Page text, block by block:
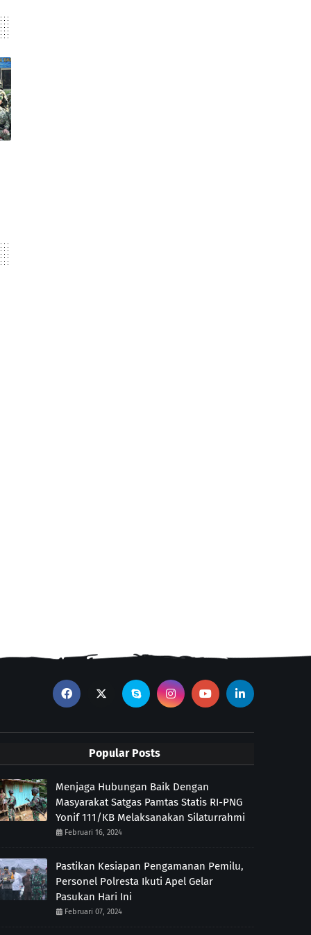
Popular Posts
Menjaga Hubungan Baik Dengan
Masyarakat Satgas Pamtas Statis RI-PNG
Yonif 111/KB Melaksanakan Silaturrahmi
Februari 16, 2024
Pastikan Kesiapan Pengamanan Pemilu,
Personel Polresta Ikuti Apel Gelar
Pasukan Hari Ini
Februari 07, 2024